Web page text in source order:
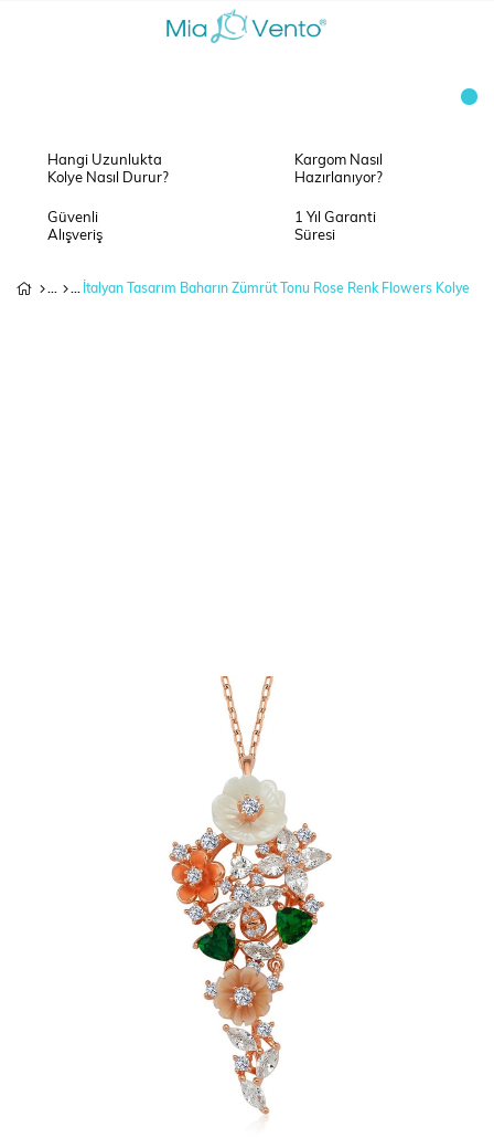
Hangi Uzunlukta
Kolye Nasıl Durur?
Kargom Nasıl
Hazırlanıyor?
Güvenli
Alışveriş
1 Yıl Garanti
Süresi
İtalyan Tasarım Baharın Zümrüt Tonu Rose Renk Flowers Kolye